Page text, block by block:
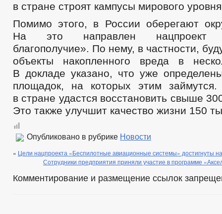
в стране строят кампусы мирового
Помимо этого, в России оберегают
На это направлен нацпроект
благополучие». По нему, в частности,
объекты накопленного вреда в
В докладе указано, что уже
площадок, на которых этим
в стране удастся восстановить свыше
Это также улучшит качество жизни 150
Опубликовано в рубрике Новости
« Цели нацпроекта «Беспилотные авиационные системы» достигнуты
Сотрудники предприятия приняли участие в программе
Комментирование и размещение ссылок